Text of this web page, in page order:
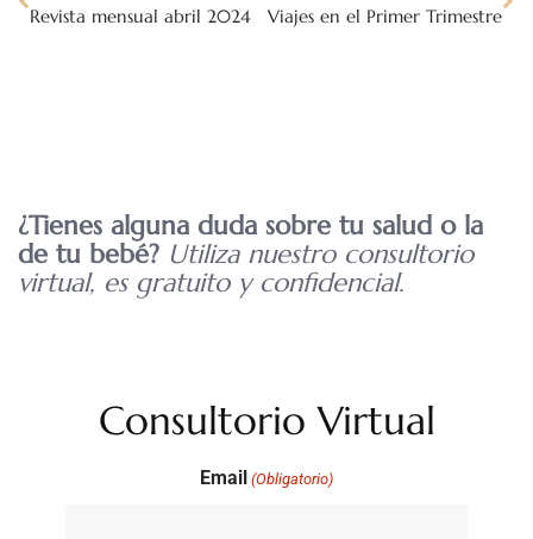
Revista mensual abril 2024 Viajes en el Primer Trimestre
¿Tienes alguna duda sobre tu salud o la
de tu bebé? Utiliza nuestro consultorio
virtual, es gratuito y confidencial.
Consultorio Virtual
Email (Obligatorio)